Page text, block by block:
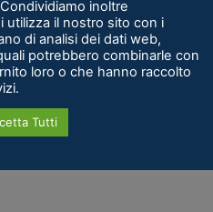
inoltre
utilizza il nostro sito con i
di analisi dei dati web,
potrebbero combinarle con
loro o che hanno raccolto
Tutti